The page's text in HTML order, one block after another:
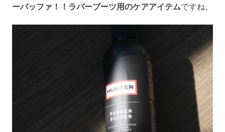
ーバッファ！！ラバーブーツ用のケアアイテムですね。